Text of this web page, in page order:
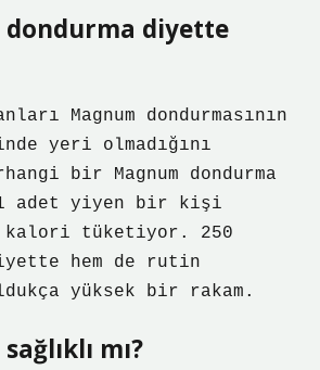
dondurma diyette
Magnum dondurmasının
yeri olmadığını
bir Magnum dondurma
1 adet yiyen bir kişi
kalori tüketiyor. 250
hem de rutin
yüksek bir rakam.
mı?